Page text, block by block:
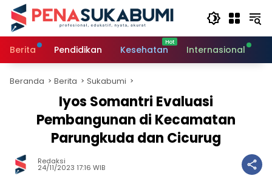
Langsung
konten
Berita
Pendidikan Kesehatan Internasional
Beranda Berita Sukabumi
Iyos Somantri Evaluasi
Pembangunan di Kecamatan
Parungkuda dan Cicurug
Redaksi
24/11/2023 17:16 WIB